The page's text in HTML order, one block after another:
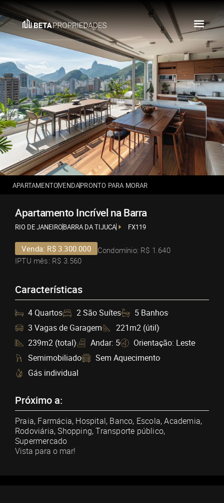
APARTAMENTOVENDAPRONTO PARA MORAR
Apartamento Incrível na Barra
RIO DE JANEIROBARRA DA TIJUCA FX119
Venda: R$ 3.300.000
Condomínio: R$ 1.640
IPTU mês: R$ 3.560
Características
4 Quartos 2 São Suítes
5 Banhos
3 Vagas de Garagem
221m2 (útil)
239m2 (total)
Andar: 5
Orientação: Leste
Semimobiliado
Sem Aquecimento
Gás individual
Próximo a:
Praia, Farmácia, Hospital, Banco, Escola, Academia,
Rodoviária, Shopping, Transporte público,
Supermercado
Vista para o mar!